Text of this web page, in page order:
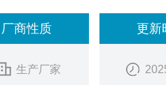
厂商性质
生产厂家
更新